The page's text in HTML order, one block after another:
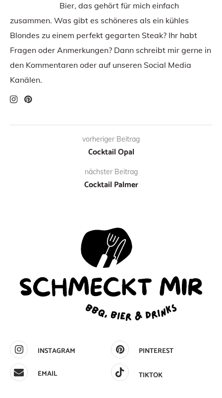
Bier, das gehört für mich einfach
zusammen. Was gibt es schöneres als ein kühles
Blondes zu einem perfekt gegarten Steak? Ihr habt
Fragen oder Anmerkungen? Dann schreibt mir gerne in
den Kommentaren oder auf unseren Social Media
Kanälen.
vorheriger Beitrag
Cocktail Opal
nächster Beitrag
Cocktail Palmer
INSTAGRAM
PINTEREST
EMAIL
TIKTOK